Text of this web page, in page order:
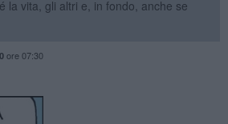
la vita, gli altri e, in fondo, anche se
ore 07:30